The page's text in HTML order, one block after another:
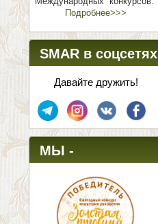
Подробнее>>>
SMAR в соцсетях
Давайте дружить!
МЫ -
ПОБЕДИТЕЛИ!